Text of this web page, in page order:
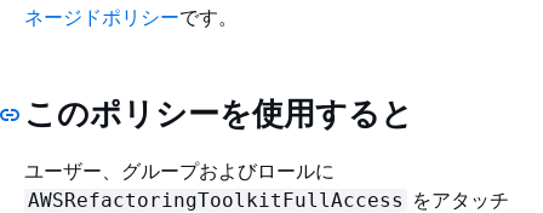
ネージドポリシーです。
このポリシーを使用すると
ユーザー、グループおよびロールに
AWSRefactoringToolkitFullAccess をアタッチ